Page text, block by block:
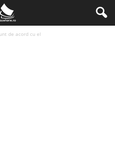
de acord cu el